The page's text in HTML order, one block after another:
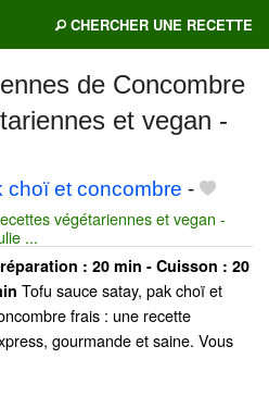
CHERCHER UNE RECETTE
de Concombre
et vegan -
choï et concombre -
végétariennes et vegan -
...
: 20 min - Cuisson : 20
Tofu sauce satay, pak choï et
frais : une recette
gourmande et saine. Vous